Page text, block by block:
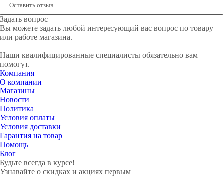
Оставить отзыв
Задать вопрос
Вы можете задать любой интересующий вас вопрос по товару
или работе магазина.
Наши квалифицированные специалисты обязательно вам
помогут.
Компания
О компании
Магазины
Новости
Политика
Условия оплаты
Условия доставки
Гарантия на товар
Помощь
Блог
Будьте всегда в курсе!
Узнавайте о скидках и акциях первым